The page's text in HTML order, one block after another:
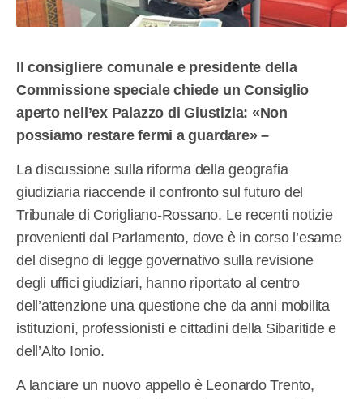
Il consigliere comunale e presidente della
Commissione speciale chiede un Consiglio
aperto nell’ex Palazzo di Giustizia: «Non
possiamo restare fermi a guardare» –
La discussione sulla riforma della geografia
giudiziaria riaccende il confronto sul futuro del
Tribunale di Corigliano-Rossano. Le recenti notizie
provenienti dal Parlamento, dove è in corso l’esame
del disegno di legge governativo sulla revisione
degli uffici giudiziari, hanno riportato al centro
dell’attenzione una questione che da anni mobilita
istituzioni, professionisti e cittadini della Sibaritide e
dell’Alto Ionio.
A lanciare un nuovo appello è Leonardo Trento,